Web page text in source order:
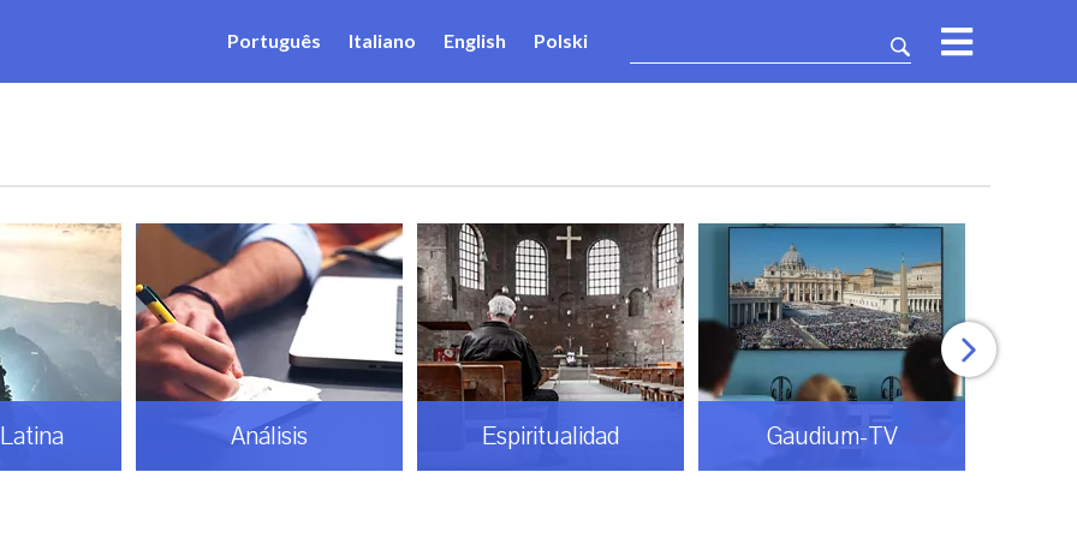
Português Italiano English Polski
Análisis Espiritualidad Gaudium-TV